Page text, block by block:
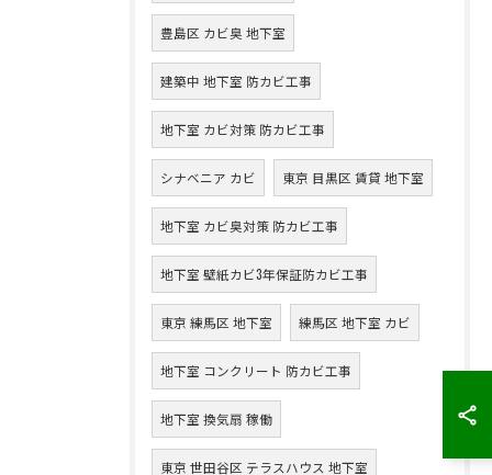
豊島区 カビ臭 地下室
建築中 地下室 防カビ工事
地下室 カビ対策 防カビ工事
シナベニア カビ 東京 目黒区 賃貸 地下室
地下室 カビ臭対策 防カビ工事
地下室 壁紙カビ3年保証防カビ工事
東京 練馬区 地下室 練馬区 地下室 カビ
地下室 コンクリート 防カビ工事
地下室 換気扇 稼働
東京 世田谷区 テラスハウス 地下室